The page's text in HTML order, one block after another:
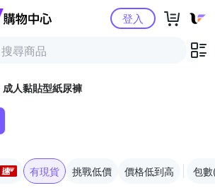
Yahoo購物中心登入
成人黏貼型紙尿褲
有現貨 挑戰低價 價格低到高 包